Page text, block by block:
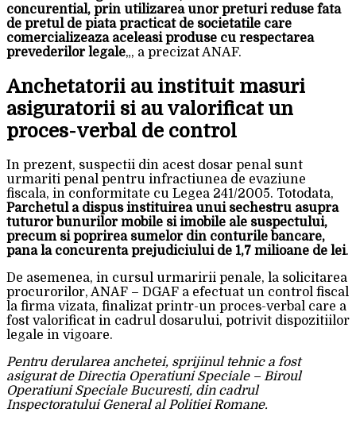
concurential, prin utilizarea unor preturi reduse fata
de pretul de piata practicat de societatile care
comercializeaza aceleasi produse cu respectarea
prevederilor legale„, a precizat ANAF.
Anchetatorii au instituit masuri
asiguratorii si au valorificat un
proces-verbal de control
In prezent, suspectii din acest dosar penal sunt
urmariti penal pentru infractiunea de evaziune
fiscala, in conformitate cu Legea 241/2005. Totodata,
Parchetul a dispus instituirea unui sechestru asupra
tuturor bunurilor mobile si imobile ale suspectului,
precum si poprirea sumelor din conturile bancare,
pana la concurenta prejudiciului de 1,7 milioane de lei.
De asemenea, in cursul urmaririi penale, la solicitarea
procurorilor, ANAF – DGAF a efectuat un control fiscal
la firma vizata, finalizat printr-un proces-verbal care a
fost valorificat in cadrul dosarului, potrivit dispozitiilor
legale in vigoare.
Pentru derularea anchetei, sprijinul tehnic a fost
asigurat de Directia Operatiuni Speciale – Biroul
Operatiuni Speciale Bucuresti, din cadrul
Inspectoratului General al Politiei Romane.